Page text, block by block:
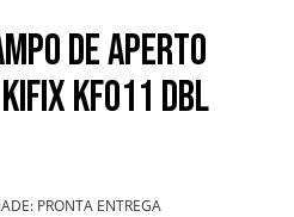
de Aperto
KF011 DBL
PRONTA ENTREGA